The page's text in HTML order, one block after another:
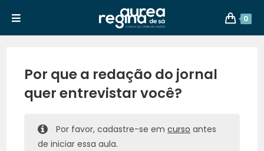
0
Por que a redação do jornal
quer entrevistar você?
Por favor, cadastre-se emcurso antes
de iniciar essa aula.